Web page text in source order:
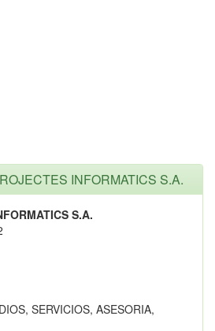
INFORMATICS S.A.
S.A.
SERVICIOS, ASESORIA,